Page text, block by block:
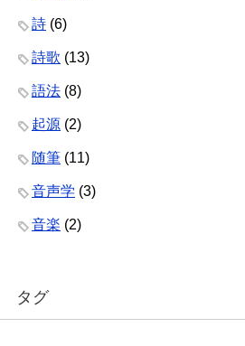
詩 (6)
詩歌 (13)
語法 (8)
起源 (2)
随筆 (11)
音声学 (3)
音楽 (2)
タグ